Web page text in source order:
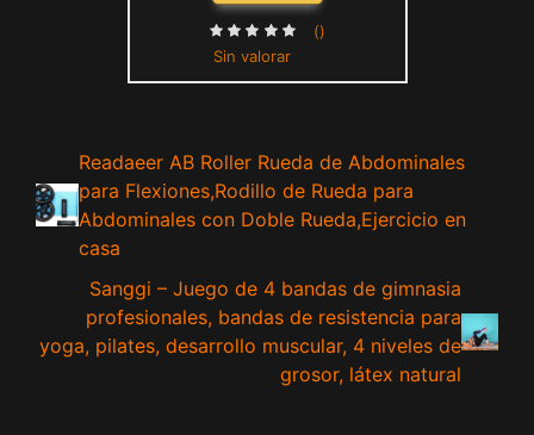
Sin valorar
()
Readaeer AB Roller Rueda de Abdominales
para Flexiones,Rodillo de Rueda para
Abdominales con Doble Rueda,Ejercicio en
casa
Sanggi – Juego de 4 bandas de gimnasia
profesionales, bandas de resistencia para
yoga, pilates, desarrollo muscular, 4 niveles de
grosor, látex natural